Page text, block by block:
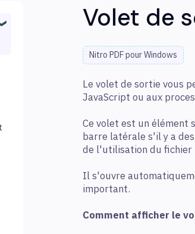
Volet de
Nitro PDF pour Windows
Le volet de sortie vous
JavaScript ou aux
Ce volet est un élément
barre latérale s'il y a
de l'utilisation du fichier
Il s'ouvre
important.
Comment afficher le